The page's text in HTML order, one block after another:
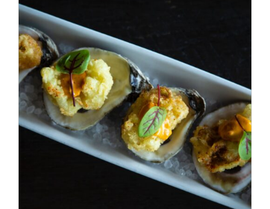
ADD TO CART / DÉTAILS